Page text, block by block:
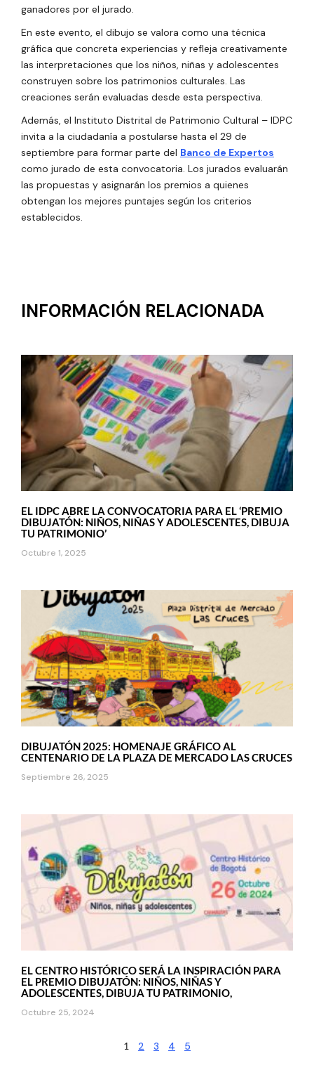
ganadores por el jurado.
En este evento, el dibujo se valora como una técnica
gráfica que concreta experiencias y refleja creativamente
las interpretaciones que los niños, niñas y adolescentes
construyen sobre los patrimonios culturales. Las
creaciones serán evaluadas desde esta perspectiva.
Además, el Instituto Distrital de Patrimonio Cultural – IDPC
invita a la ciudadanía a postularse hasta el 29 de
septiembre para formar parte del Banco de Expertos
como jurado de esta convocatoria. Los jurados evaluarán
las propuestas y asignarán los premios a quienes
obtengan los mejores puntajes según los criterios
establecidos.
INFORMACIÓN RELACIONADA
EL IDPC ABRE LA CONVOCATORIA PARA EL ‘PREMIO
DIBUJATÓN: NIÑOS, NIÑAS Y ADOLESCENTES, DIBUJA
TU PATRIMONIO’
Octubre 1, 2025
DIBUJATÓN 2025: HOMENAJE GRÁFICO AL
CENTENARIO DE LA PLAZA DE MERCADO LAS CRUCES
Septiembre 26, 2025
EL CENTRO HISTÓRICO SERÁ LA INSPIRACIÓN PARA
EL PREMIO DIBUJATÓN: NIÑOS, NIÑAS Y
ADOLESCENTES, DIBUJA TU PATRIMONIO,
Octubre 25, 2024
1 2 3 4 5